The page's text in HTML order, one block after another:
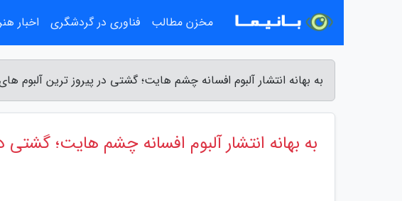
به بهانه انتشار آلبوم افسانه چشم هایت؛ گشتی در پیروز ترین آلبوم
به بهانه انتشار آلبوم افسانه چشم هایت؛
مخزن مطالب فناوری در گردشگری اخبار